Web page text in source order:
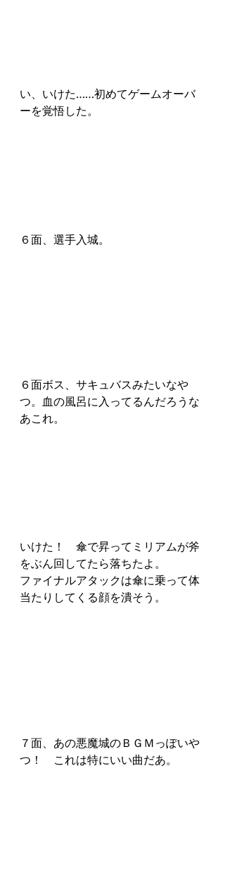
い、いけた……初めてゲームオーバ
ーを覚悟した。
６面、選手入城。
６面ボス、サキュバスみたいなや
つ。血の風呂に入ってるんだろうな
あこれ。
いけた！　傘で昇ってミリアムが斧
をぶん回してたら落ちたよ。
ファイナルアタックは傘に乗って体
当たりしてくる顔を潰そう。
７面、あの悪魔城のＢＧＭっぽいや
つ！　これは特にいい曲だあ。